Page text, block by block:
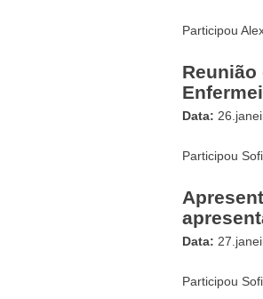
Participou
Data:
Participou
Data:
Participou